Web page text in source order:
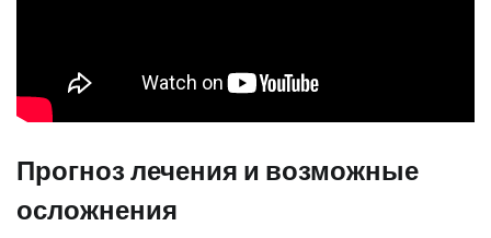
Прогноз лечения и возможные
осложнения